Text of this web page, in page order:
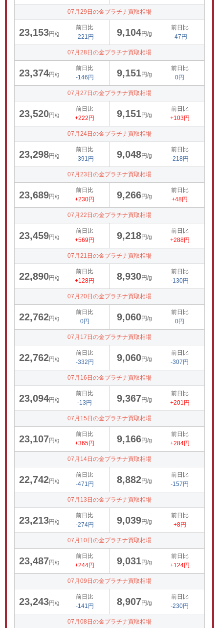
07月29日の金プラチナ買取相場
23,153円/g
前日比
-221円
9,104円/g
前日比
-47円
07月28日の金プラチナ買取相場
23,374円/g
前日比
-146円
9,151円/g
前日比
0円
07月27日の金プラチナ買取相場
23,520円/g
前日比
+222円
9,151円/g
前日比
+103円
07月24日の金プラチナ買取相場
23,298円/g
前日比
-391円
9,048円/g
前日比
-218円
07月23日の金プラチナ買取相場
23,689円/g
前日比
+230円
9,266円/g
前日比
+48円
07月22日の金プラチナ買取相場
23,459円/g
前日比
+569円
9,218円/g
前日比
+288円
07月21日の金プラチナ買取相場
22,890円/g
前日比
+128円
8,930円/g
前日比
-130円
07月20日の金プラチナ買取相場
22,762円/g
前日比
0円
9,060円/g
前日比
0円
07月17日の金プラチナ買取相場
22,762円/g
前日比
-332円
9,060円/g
前日比
-307円
07月16日の金プラチナ買取相場
23,094円/g
前日比
-13円
9,367円/g
前日比
+201円
07月15日の金プラチナ買取相場
23,107円/g
前日比
+365円
9,166円/g
前日比
+284円
07月14日の金プラチナ買取相場
22,742円/g
前日比
-471円
8,882円/g
前日比
-157円
07月13日の金プラチナ買取相場
23,213円/g
前日比
-274円
9,039円/g
前日比
+8円
07月10日の金プラチナ買取相場
23,487円/g
前日比
+244円
9,031円/g
前日比
+124円
07月09日の金プラチナ買取相場
23,243円/g
前日比
-141円
8,907円/g
前日比
-230円
07月08日の金プラチナ買取相場